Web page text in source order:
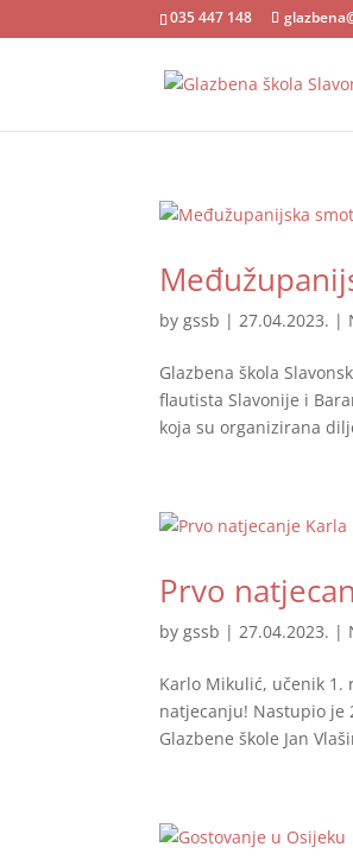
035 447 148
bygssb |27.04.2023. |
Glazbena škola
flautista Slavonije i
koja su organizirana
Prvo
bygssb |27.04.2023. |
Karlo Mikulić, učenik 1.
natjecanju! Nastupio je
Glazbene škole Jan